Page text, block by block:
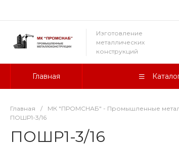
Изготовление
металлических
конструкций
Главная
Главная / МК "ПРОМСНАБ" - Промышленные
ПОШР1-3/16
ПОШР1-3/16